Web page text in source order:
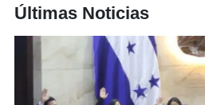
Últimas Noticias